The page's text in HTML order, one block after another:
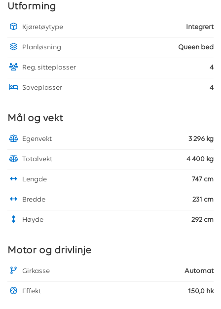
Utforming
Kjøretøytype Integrert
Planløsning Queen bed
Reg. sitteplasser 4
Soveplasser 4
Mål og vekt
Egenvekt 3 296 kg
Totalvekt 4 400 kg
Lengde 747 cm
Bredde 231 cm
Høyde 292 cm
Motor og drivlinje
Girkasse Automat
Effekt 150,0 hk